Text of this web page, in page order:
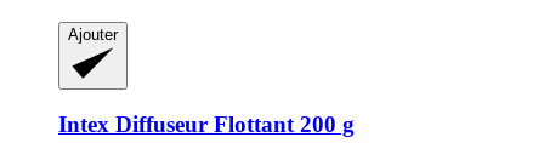
Ajouter
Intex Diffuseur Flottant 200 g